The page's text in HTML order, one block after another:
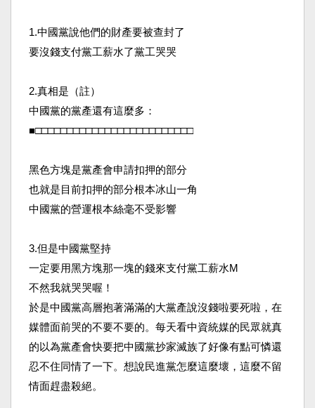
1.中國黨說他們的財產要被查封了
要沒錢支付黨工薪水了黨工哭哭
2.真相是（註）
中國黨的黨產還有這麼多：
■□□□□□□□□□□□□□□□□□□□□□□□□□
黑色方塊是黨產會申請扣押的部分
也就是目前扣押的部分根本冰山一角
中國黨的營運根本絲毫不受影響
3.但是中國黨堅持
一定要用黑方塊那一塊的錢來支付黨工薪水M
不然我就哭哭喔！
於是中國黨高層抱著滿滿的大黨產說沒錢啦要死啦，在
媒體面前哭的不要不要的。每天看中資統媒的民眾就真
的以為黨產會快要把中國黨抄家滅族了好像有點可憐還
忍不住同情了一下。想說民進黨怎麼這麼壞，這麼不留
情面趕盡殺絕。